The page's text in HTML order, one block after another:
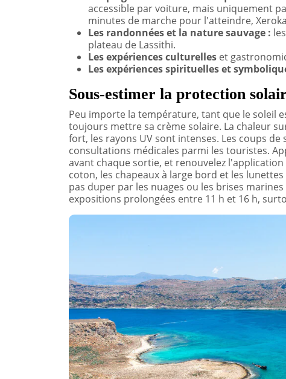
accessible par voiture, mais uniquement
minutes de marche pour l'atteindre,
Les randonnées et la nature sauvage :
plateau de Lassithi.
Les expériences culturelles et
Les expériences spirituelles et
Sous-estimer la protection
Peu importe la température, tant que le soleil
toujours mettre sa crème solaire. La chaleur
fort, les rayons UV sont intenses. Les coups
consultations médicales parmi les touristes.
avant chaque sortie, et renouvelez
coton, les chapeaux à large bord et les
pas duper par les nuages ou les brises
expositions prolongées entre 11 h et 16 h,